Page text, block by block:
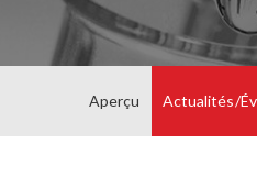
Aperçu Actualités/